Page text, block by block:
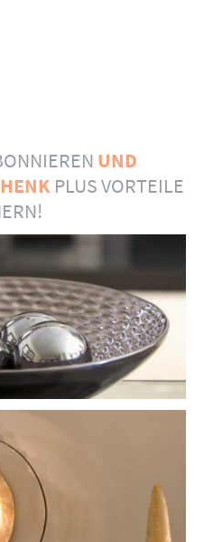
UND
PLUS VORTEILE